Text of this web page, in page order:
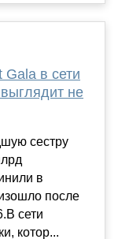
в сети
не
сестру
в
после
сети
котор...